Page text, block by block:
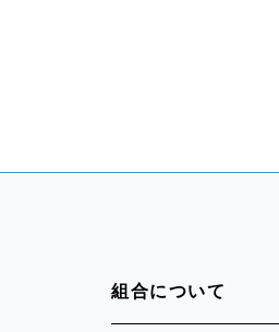
組合について